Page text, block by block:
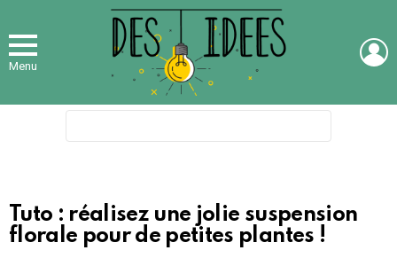
Menu
Tuto : réalisez une jolie suspension
florale pour de petites plantes !